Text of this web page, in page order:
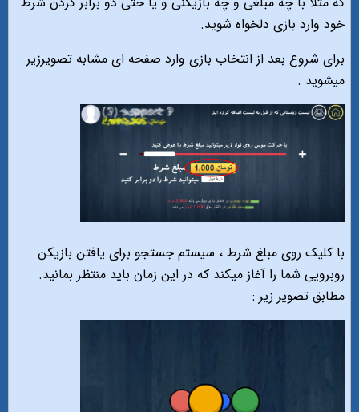
خود وارد بازی دلخواه شوید.
برای شروع بعد از انتخاب بازی وارد صفحه ای مشابه تصویرزیر
میشوید .
با کلیک روی مبلغ شرط ، سیستم جستجو برای یافتن بازیکن
روبرویی شما را آغاز میکند که در این زمان باید منتظر بمانید.
مطابق تصویر زیر :